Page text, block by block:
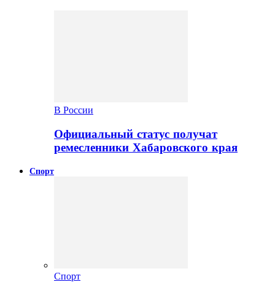
В России
Официальный статус получат
ремесленники Хабаровского края
Спорт
Спорт